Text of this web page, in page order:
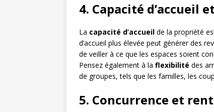
4. Capacité d’accueil
La capacité d’accueil de la propriété
d’accueil plus élevée peut générer des
de veiller à ce que les espaces soient
Pensez également à la flexibilité des
de groupes, tels que les familles, les
5. Concurrence et